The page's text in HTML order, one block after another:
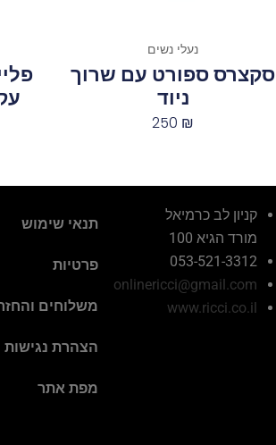
נעלי נשים
סקצרס ספורט עם שרוך
ניוד
250 ₪
קניון לב כרמיאל
מורד הגיא 100
053-521-3312
onlinericci@gmail.com
www.ricci.co.il
תנאי שימוש
פרטיות
משלוחים
הצהרת נגישות
מפת אתר